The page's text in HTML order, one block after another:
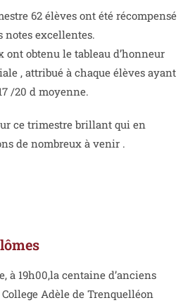
62 élèves ont été récompensé
excellentes.
ont obtenu le tableau d’honneur
, attribué à chaque élèves ayant
/20 d moyenne.
ce trimestre brillant qui en
de nombreux à venir .
à 19h00,la centaine d’anciens
Adèle de Trenquelléon